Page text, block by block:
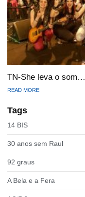
TN-She leva o som…
READ MORE
Tags
14 BIS
30 anos sem Raul
92 graus
A Bela e a Fera